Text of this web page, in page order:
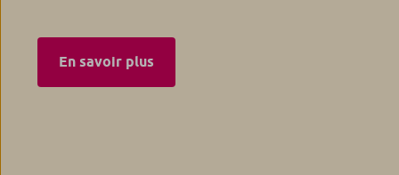
En savoir plus